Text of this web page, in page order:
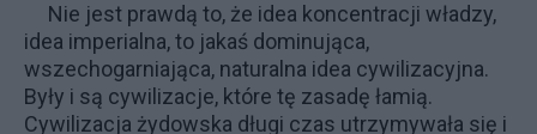
Nie jest prawdą to, że idea koncentracji władzy,
idea imperialna, to jakaś dominująca,
wszechogarniająca, naturalna idea cywilizacyjna.
Były i są cywilizacje, które tę zasadę łamią.
Cywilizacja żydowska długi czas utrzymywała się i